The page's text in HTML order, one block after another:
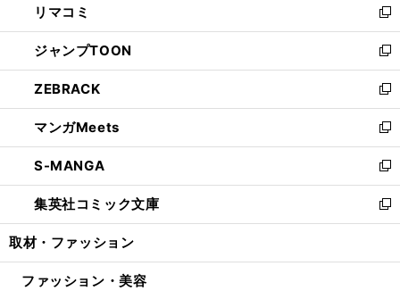
で
開
く
ド
ウ
で
開
く
ィ
ン
ド
ウ
で
開
く
い
ウ
ィ
ン
ド
ウ
で
開
く
リマコミ
新
し
い
ウ
ィ
ン
ド
ウ
で
開
く
ジャンプTOON
新
し
い
ウ
ィ
ン
ド
ウ
で
開
ZEBRACK
新
し
い
ウ
ィ
ン
ド
ウ
開
マンガMeets
新
し
い
ウ
ィ
ン
ウ
S-MANGA
新
し
い
ウ
ン
集英社コミック文庫
新
し
ウ
取材・ファッション
ファッション・美容